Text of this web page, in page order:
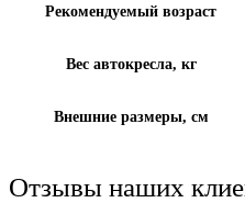
Рекомендуемый возраст
Вес автокресла, кг
Внешние размеры, см
Отзывы наших